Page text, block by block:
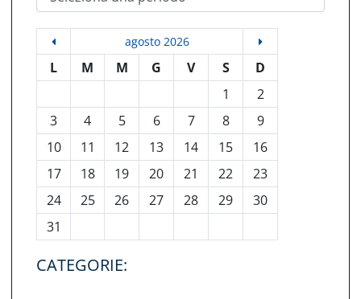
agosto 2026
L M M G V S
D
1
2
3
4 5 6 7 8
9
10
11 12 13 14 15
16
17
18 19 20 21 22
23
24
25 26 27 28 29
30
31
CATEGORIE: